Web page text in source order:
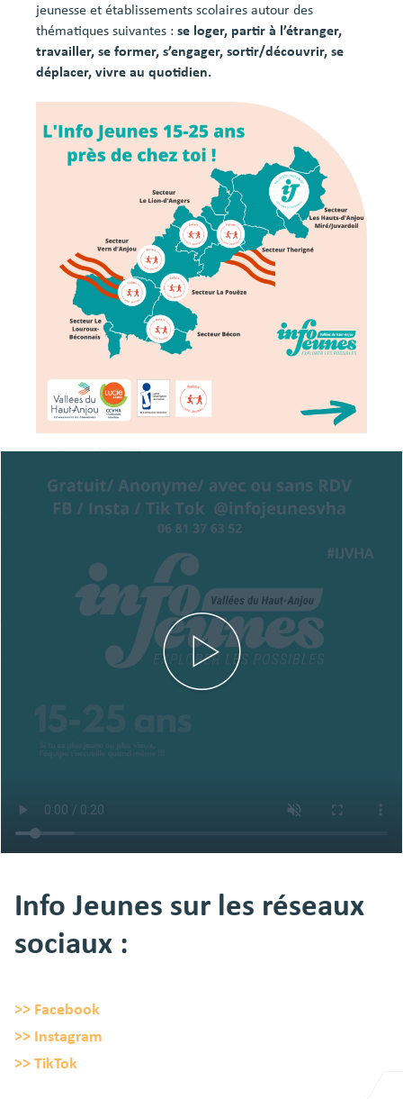
jeunesse et établissements scolaires autour des
thématiques suivantes : se loger, partir à l’étranger,
travailler, se former, s’engager, sortir/découvrir, se
déplacer, vivre au quotidien.
Info Jeunes sur les réseaux
sociaux :
>> Facebook
>> Instagram
>> TikTok